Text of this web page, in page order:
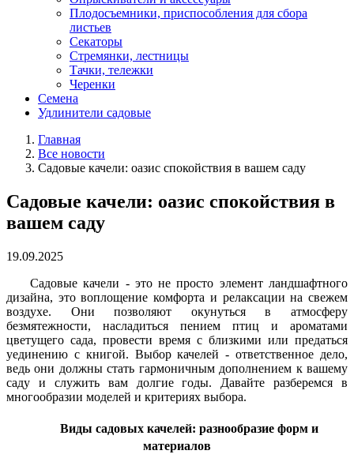
Плодосъемники, приспособления для сбора
листьев
Секаторы
Стремянки, лестницы
Тачки, тележки
Черенки
Семена
Удлинители садовые
Главная
Все новости
Садовые качели: оазис спокойствия в вашем саду
Садовые качели: оазис спокойствия в
вашем саду
19.09.2025
Садовые качели - это не просто элемент ландшафтного
дизайна, это воплощение комфорта и релаксации на свежем
воздухе. Они позволяют окунуться в атмосферу
безмятежности, насладиться пением птиц и ароматами
цветущего сада, провести время с близкими или предаться
уединению с книгой. Выбор качелей - ответственное дело,
ведь они должны стать гармоничным дополнением к вашему
саду и служить вам долгие годы. Давайте разберемся в
многообразии моделей и критериях выбора.
Виды садовых качелей: разнообразие форм и
материалов